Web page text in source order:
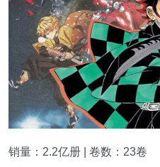
销量：2.2亿册 | 卷数：23卷